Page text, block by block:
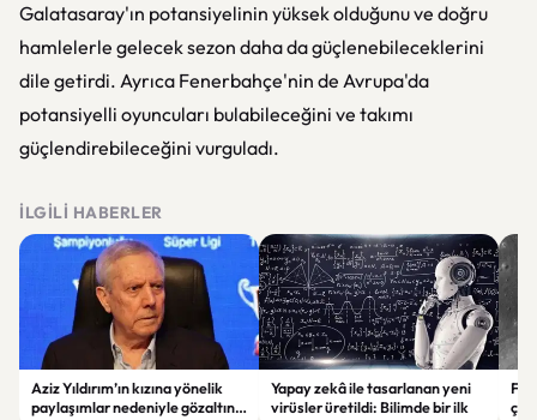
Galatasaray'ın potansiyelinin yüksek olduğunu ve doğru
hamlelerle gelecek sezon daha da güçlenebileceklerini
dile getirdi. Ayrıca Fenerbahçe'nin de Avrupa'da
potansiyelli oyuncuları bulabileceğini ve takımı
güçlendirebileceğini vurguladı.
İLGILI HABERLER
Aziz Yıldırım’ın kızına yönelik
paylaşımlar nedeniyle gözaltına
Yapay zekâ ile tasarlanan yeni
virüsler üretildi: Bilimde bir ilk